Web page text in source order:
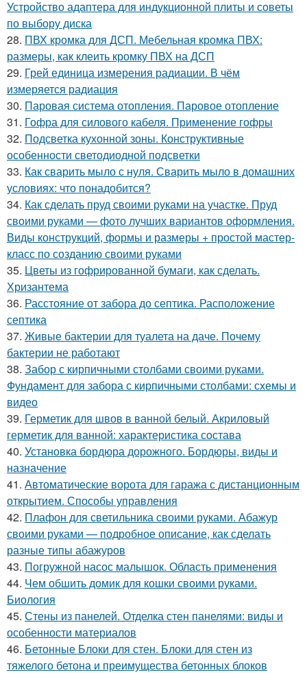
Устройство адаптера для индукционной плиты и советы
по выбору диска
28. ПВХ кромка для ДСП. Мебельная кромка ПВХ:
размеры, как клеить кромку ПВХ на ДСП
29. Грей единица измерения радиации. В чём
измеряется радиация
30. Паровая система отопления. Паровое отопление
31. Гофра для силового кабеля. Применение гофры
32. Подсветка кухонной зоны. Конструктивные
особенности светодиодной подсветки
33. Как сварить мыло с нуля. Сварить мыло в домашних
условиях: что понадобится?
34. Как сделать пруд своими руками на участке. Пруд
своими руками — фото лучших вариантов оформления.
Виды конструкций, формы и размеры + простой мастер-
класс по созданию своими руками
35. Цветы из гофрированной бумаги, как сделать.
Хризантема
36. Расстояние от забора до септика. Расположение
септика
37. Живые бактерии для туалета на даче. Почему
бактерии не работают
38. Забор с кирпичными столбами своими руками.
Фундамент для забора с кирпичными столбами: схемы и
видео
39. Герметик для швов в ванной белый. Акриловый
герметик для ванной: характеристика состава
40. Установка бордюра дорожного. Бордюры, виды и
назначение
41. Автоматические ворота для гаража с дистанционным
открытием. Способы управления
42. Плафон для светильника своими руками. Абажур
своими руками — подробное описание, как сделать
разные типы абажуров
43. Погружной насос малышок. Область применения
44. Чем обшить домик для кошки своими руками.
Биология
45. Стены из панелей. Отделка стен панелями: виды и
особенности материалов
46. Бетонные Блоки для стен. Блоки для стен из
тяжелого бетона и преимущества бетонных блоков